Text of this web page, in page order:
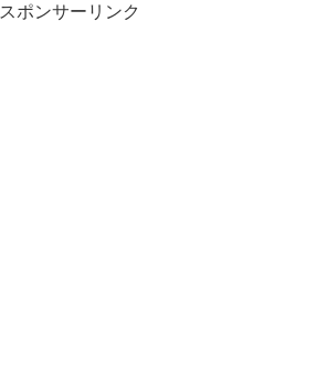
スポンサーリンク